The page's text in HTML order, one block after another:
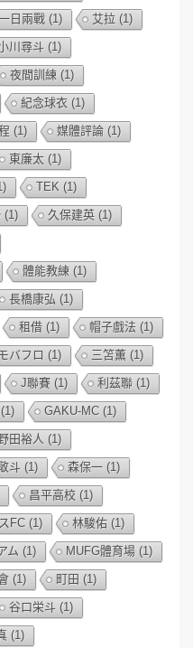
日兩戰 (1) 艾拉 (1)
川尋斗 (1)
夜間訓練 (1)
紀念球衣 (1)
(1) 媒體評論 (1)
東廉太 (1)
TEK (1)
(1) 久保建英 (1)
體能教練 (1)
長橋康弘 (1)
租借 (1) 帽子戲法 (1)
バフロ (1) 三笘薫 (1)
J聯賽 (1) 利茲聯 (1)
(1) GAKU-MC (1)
田裕人 (1)
斗 (1) 森保一 (1)
昌平高校 (1)
FC (1) 林駿佑 (1)
ム (1) MUFG體育場 (1)
(1) 町田 (1)
谷口栄斗 (1)
(1)